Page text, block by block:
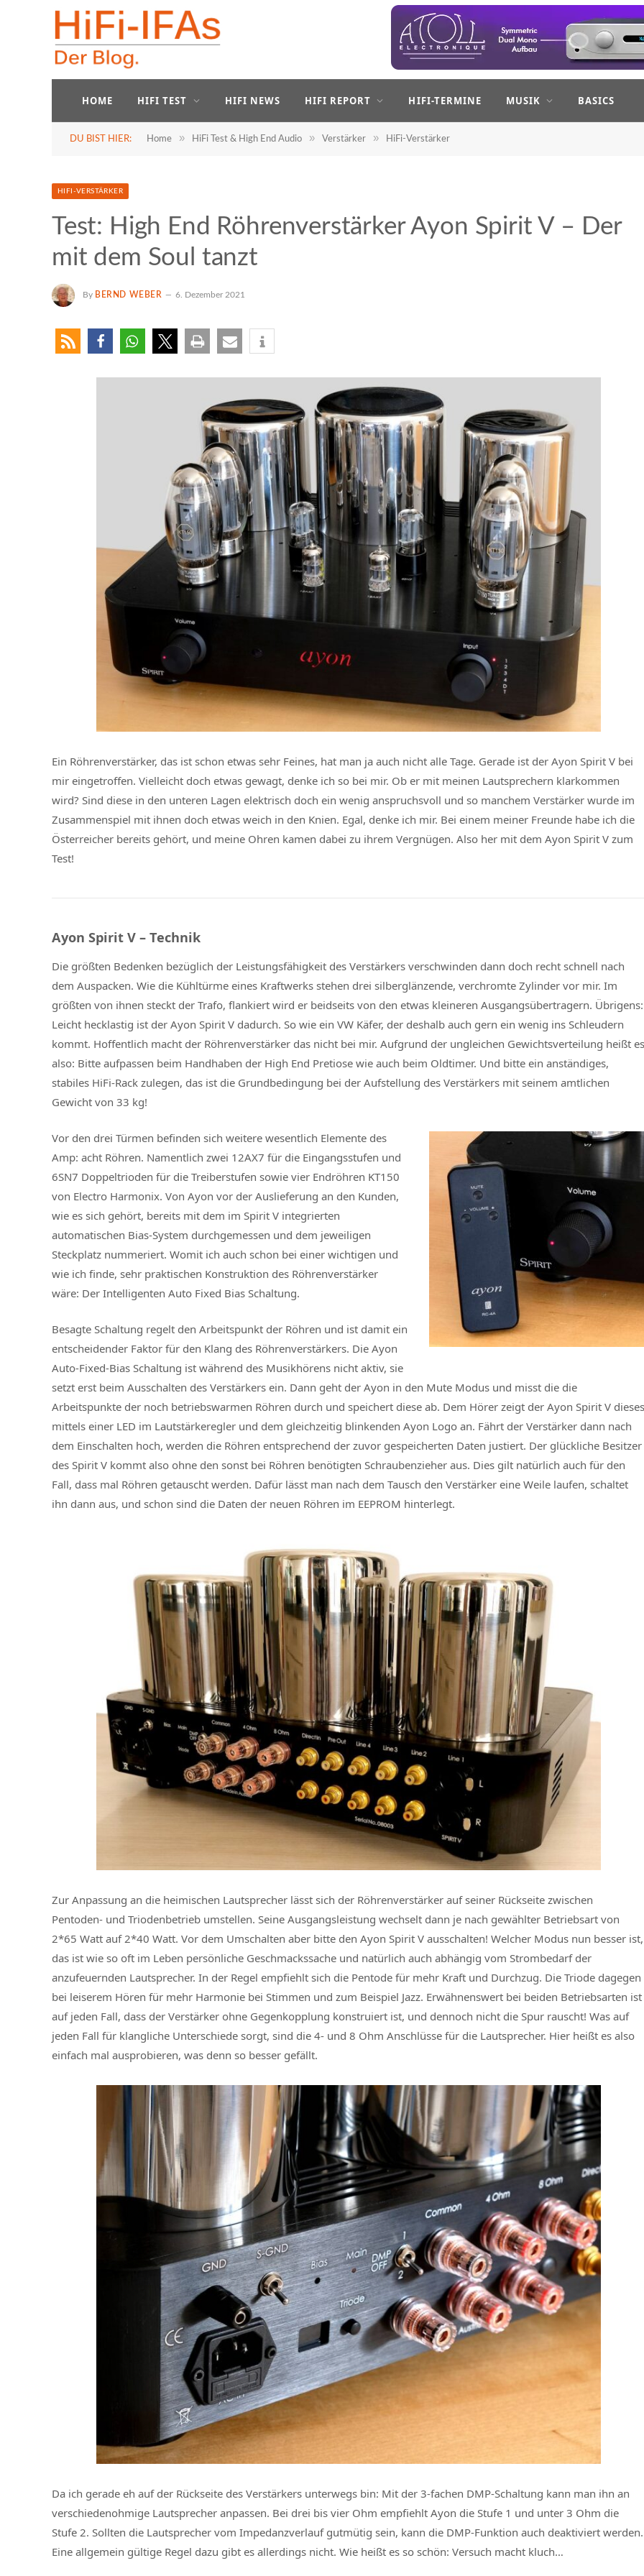
HOME HIFI TEST HIFI NEWS HIFI REPORT HIFI-TERMINE MUSIK BASICS
DU BIST HIER: Home » HiFi Test & High End Audio » Verstärker » HiFi-Verstärker
HIFI-VERSTÄRKER
Test: High End Röhrenverstärker Ayon Spirit V – Der
mit dem Soul tanzt
By BERND WEBER 6. Dezember 2021
Ein Röhrenverstärker, das ist schon etwas sehr Feines, hat man ja auch nicht alle Tage. Gerade ist der Ayon Spirit V bei
mir eingetroffen. Vielleicht doch etwas gewagt, denke ich so bei mir. Ob er mit meinen Lautsprechern klarkommen
wird? Sind diese in den unteren Lagen elektrisch doch ein wenig anspruchsvoll und so manchem Verstärker wurde im
Zusammenspiel mit ihnen doch etwas weich in den Knien. Egal, denke ich mir. Bei einem meiner Freunde habe ich die
Österreicher bereits gehört, und meine Ohren kamen dabei zu ihrem Vergnügen. Also her mit dem Ayon Spirit V zum
Test!
Ayon Spirit V – Technik
Die größten Bedenken bezüglich der Leistungsfähigkeit des Verstärkers verschwinden dann doch recht schnell nach
dem Auspacken. Wie die Kühltürme eines Kraftwerks stehen drei silberglänzende, verchromte Zylinder vor mir. Im
größten von ihnen steckt der Trafo, flankiert wird er beidseits von den etwas kleineren Ausgangsübertragern. Übrigens:
Leicht hecklastig ist der Ayon Spirit V dadurch. So wie ein VW Käfer, der deshalb auch gern ein wenig ins Schleudern
kommt. Hoffentlich macht der Röhrenverstärker das nicht bei mir. Aufgrund der ungleichen Gewichtsverteilung heißt es
also: Bitte aufpassen beim Handhaben der High End Pretiose wie auch beim Oldtimer. Und bitte ein anständiges,
stabiles HiFi-Rack zulegen, das ist die Grundbedingung bei der Aufstellung des Verstärkers mit seinem amtlichen
Gewicht von 33 kg!
Vor den drei Türmen befinden sich weitere wesentlich Elemente des
Amp: acht Röhren. Namentlich zwei 12AX7 für die Eingangsstufen und
6SN7 Doppeltrioden für die Treiberstufen sowie vier Endröhren KT150
von Electro Harmonix. Von Ayon vor der Auslieferung an den Kunden,
wie es sich gehört, bereits mit dem im Spirit V integrierten
automatischen Bias-System durchgemessen und dem jeweiligen
Steckplatz nummeriert. Womit ich auch schon bei einer wichtigen und
wie ich finde, sehr praktischen Konstruktion des Röhrenverstärker
wäre: Der Intelligenten Auto Fixed Bias Schaltung.
Besagte Schaltung regelt den Arbeitspunkt der Röhren und ist damit ein
entscheidender Faktor für den Klang des Röhrenverstärkers. Die Ayon
Auto-Fixed-Bias Schaltung ist während des Musikhörens nicht aktiv, sie
setzt erst beim Ausschalten des Verstärkers ein. Dann geht der Ayon in den Mute Modus und misst die die
Arbeitspunkte der noch betriebswarmen Röhren durch und speichert diese ab. Dem Hörer zeigt der Ayon Spirit V dieses
mittels einer LED im Lautstärkeregler und dem gleichzeitig blinkenden Ayon Logo an. Fährt der Verstärker dann nach
dem Einschalten hoch, werden die Röhren entsprechend der zuvor gespeicherten Daten justiert. Der glückliche Besitzer
des Spirit V kommt also ohne den sonst bei Röhren benötigten Schraubenzieher aus. Dies gilt natürlich auch für den
Fall, dass mal Röhren getauscht werden. Dafür lässt man nach dem Tausch den Verstärker eine Weile laufen, schaltet
ihn dann aus, und schon sind die Daten der neuen Röhren im EEPROM hinterlegt.
Zur Anpassung an die heimischen Lautsprecher lässt sich der Röhrenverstärker auf seiner Rückseite zwischen
Pentoden- und Triodenbetrieb umstellen. Seine Ausgangsleistung wechselt dann je nach gewählter Betriebsart von
2*65 Watt auf 2*40 Watt. Vor dem Umschalten aber bitte den Ayon Spirit V ausschalten! Welcher Modus nun besser ist,
das ist wie so oft im Leben persönliche Geschmackssache und natürlich auch abhängig vom Strombedarf der
anzufeuernden Lautsprecher. In der Regel empfiehlt sich die Pentode für mehr Kraft und Durchzug. Die Triode dagegen
bei leiserem Hören für mehr Harmonie bei Stimmen und zum Beispiel Jazz. Erwähnenswert bei beiden Betriebsarten ist
auf jeden Fall, dass der Verstärker ohne Gegenkopplung konstruiert ist, und dennoch nicht die Spur rauscht! Was auf
jeden Fall für klangliche Unterschiede sorgt, sind die 4- und 8 Ohm Anschlüsse für die Lautsprecher. Hier heißt es also
einfach mal ausprobieren, was denn so besser gefällt.
Da ich gerade eh auf der Rückseite des Verstärkers unterwegs bin: Mit der 3-fachen DMP-Schaltung kann man ihn an
verschiedenohmige Lautsprecher anpassen. Bei drei bis vier Ohm empfiehlt Ayon die Stufe 1 und unter 3 Ohm die
Stufe 2. Sollten die Lautsprecher vom Impedanzverlauf gutmütig sein, kann die DMP-Funktion auch deaktiviert werden.
Eine allgemein gültige Regel dazu gibt es allerdings nicht. Wie heißt es so schön: Versuch macht kluch…